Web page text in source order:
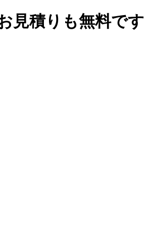
見積りも無料です